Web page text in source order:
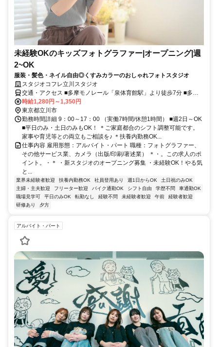
未経験OKのキッズフォトグラファー|オープニング|週
2~OK
服装・髪色・ネイル自由◎くすみカラーのおしゃれフォトスタジオ
スタジオコフレ立川スタジオ
交通・アクセス ■多摩モノレール「泉体育館駅」より徒歩7分 ■多摩
モノレール「立飛駅」より徒歩12分 ■多摩モノレール「砂川七番駅」
より徒歩14分
時給1,280円～1,350円
東京都立川市
勤務時間詳細 9：00～17：00 （実働7時間/休憩1時間） ■週2日～OK
■平日のみ・土日のみもOK！ ＊ご家庭都合のシフト調整可能です。
家事や育児等との両立もご相談を♪ ＊扶養内勤務OK...
仕事内容 雇用形態：アルバイト・パート 職種：フォトグラファー、
その他サービス業、カメラ（出版/印刷/著述業） ＊・。この求人のポ
イント。・＊ ・新スタジオのオープニング募集 ・未経験OK！やる気
と...
業界未経験者歓迎 扶養内勤務OK 社員登用あり 週1日からOK
土日祝のみOK
主婦・主夫歓迎
フリーター歓迎 バイク通勤OK シフト自由 学歴不問
車通勤OK
職場見学可
平日のみOK 転勤なし 経験不問 未経験者歓迎 午前
経験者歓迎
研修あり
夕方
アルバイト・パート